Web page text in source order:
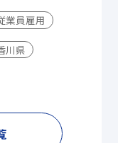
業員雇用
川県